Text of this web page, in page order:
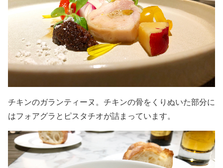
チキンのガランティーヌ。チキンの骨をくりぬいた部分に
はフォアグラとピスタチオが詰まっています。